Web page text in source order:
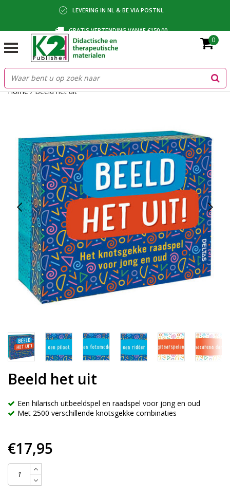
LEVERING IN NL & BE VIA POSTNL
GRATIS VERZENDING VANAF €150,00
BETALING VIA IDEAL, BANCONTACT OF FACTUUR
0
Home/Beeld het uit
Beeld het uit
Een hilarisch uitbeeldspel en raadspel voor jong en oud
Met 2500 verschillende knotsgekke combinaties
€17,95